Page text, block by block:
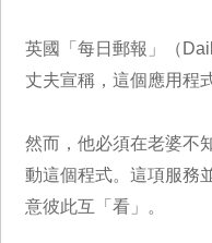
英國「每日郵報」（
丈夫宣稱，這個應用程
然而，他必須在老婆不
動這個程式。這項服務
意彼此互「看」。